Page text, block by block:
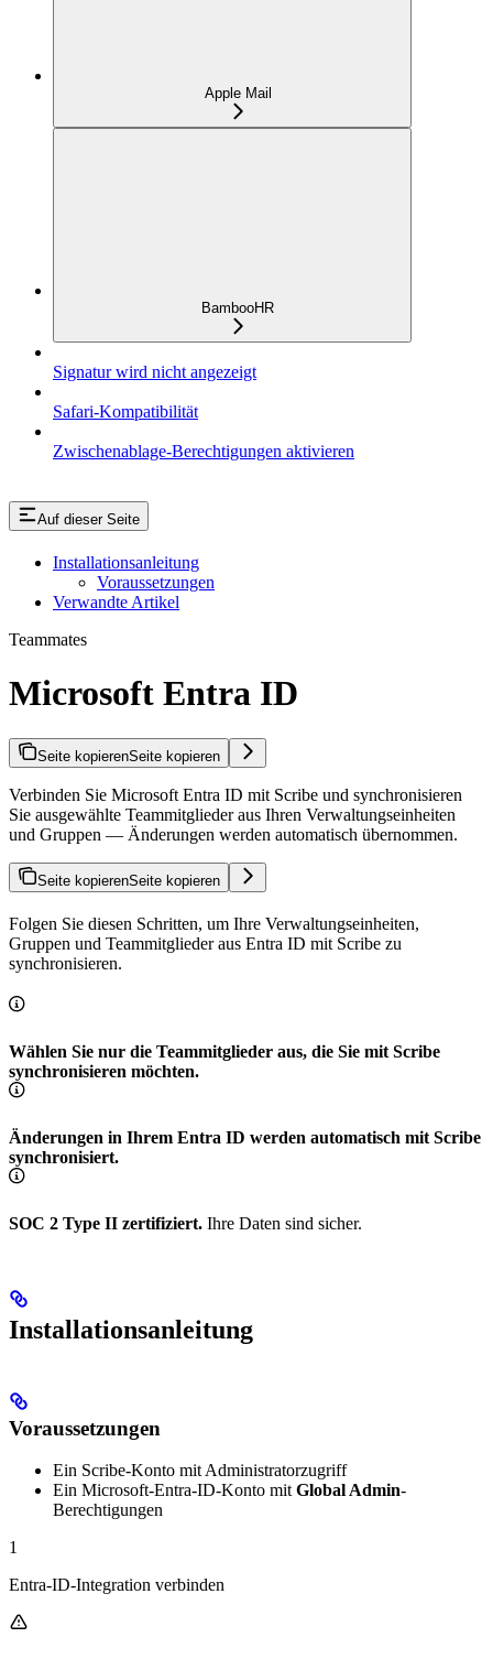
Apple Mail
BambooHR
Signatur wird nicht angezeigt
Safari-Kompatibilität
Zwischenablage-Berechtigungen aktivieren
Auf dieser Seite
Installationsanleitung
Voraussetzungen
Verwandte Artikel
Teammates
Microsoft Entra ID
Seite kopierenSeite kopieren
Verbinden Sie Microsoft Entra ID mit Scribe und synchronisieren
Sie ausgewählte Teammitglieder aus Ihren Verwaltungseinheiten
und Gruppen — Änderungen werden automatisch übernommen.
Seite kopierenSeite kopieren
Folgen Sie diesen Schritten, um Ihre Verwaltungseinheiten,
Gruppen und Teammitglieder aus Entra ID mit Scribe zu
synchronisieren.
Wählen Sie nur die Teammitglieder aus, die Sie mit Scribe
synchronisieren möchten.
Änderungen in Ihrem Entra ID werden automatisch mit Scribe
synchronisiert.
SOC 2 Type II zertifiziert. Ihre Daten sind sicher.
Installationsanleitung
Voraussetzungen
Ein Scribe-Konto mit Administratorzugriff
Ein Microsoft-Entra-ID-Konto mit Global Admin-
Berechtigungen
1
Entra-ID-Integration verbinden